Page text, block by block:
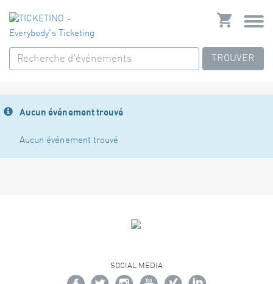
TROUVER
Aucun événement trouvé
Aucun événement trouvé
SOCIAL MEDIA